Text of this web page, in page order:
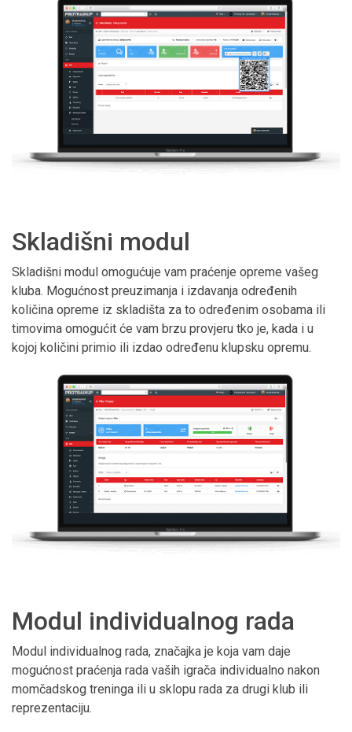
Skladišni modul
Skladišni modul omogućuje vam praćenje opreme vašeg
kluba. Mogućnost preuzimanja i izdavanja određenih
količina opreme iz skladišta za to određenim osobama ili
timovima omogućit će vam brzu provjeru tko je, kada i u
kojoj količini primio ili izdao određenu klupsku opremu.
Modul individualnog rada
Modul individualnog rada, značajka je koja vam daje
mogućnost praćenja rada vaših igrača individualno nakon
momčadskog treninga ili u sklopu rada za drugi klub ili
reprezentaciju.